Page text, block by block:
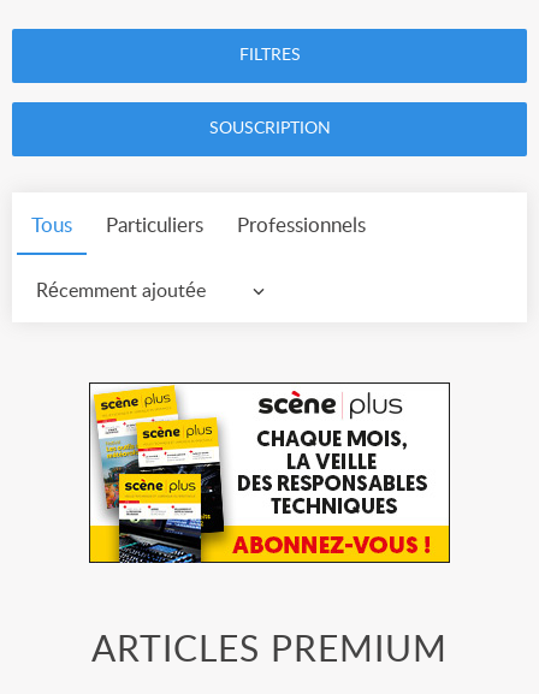
FILTRES
SOUSCRIPTION
Tous Particuliers Professionnels
Récemment ajoutée
ARTICLES PREMIUM